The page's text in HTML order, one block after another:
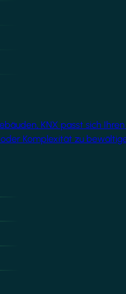
KNX passt sich
Komplexität zu